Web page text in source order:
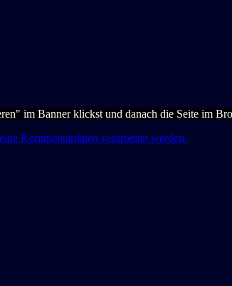
im Banner klickst und danach die Seite im
Kommentardaten verarbeitet werden.